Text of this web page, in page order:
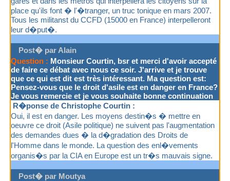
place qu'ils font � l'�tranger, un truc tonique en mars 2007.
Tous les militanst du CCFD (15000 en France) interpelleront
leur d�put�.
Post� par Alain
Question : Monsieur Courtin, bsr et merci d'avoir accepté
de faire ce débat avec nous ce soir. J'arrive et je trouve
que ce qui est dit est très intéressant. Ma question est:
Pensez-vous que le droit d'asile est en danger en France?
Je vous remercie et je vous souhaite bonne continuation
R�ponse de Christophe Courtin :
Oui, il est en danger. Les moyens destin�s � mettre en
oeuvre ce droit (Asile politique) ne suivent pas l'augmentation
des demandes dues � la d�gradation des Droits de
l'Homme dans le monde. La question des enl�vements
organis�s par la CIA en Europe est un tr�s mauvais signe.
Post� par Moutya